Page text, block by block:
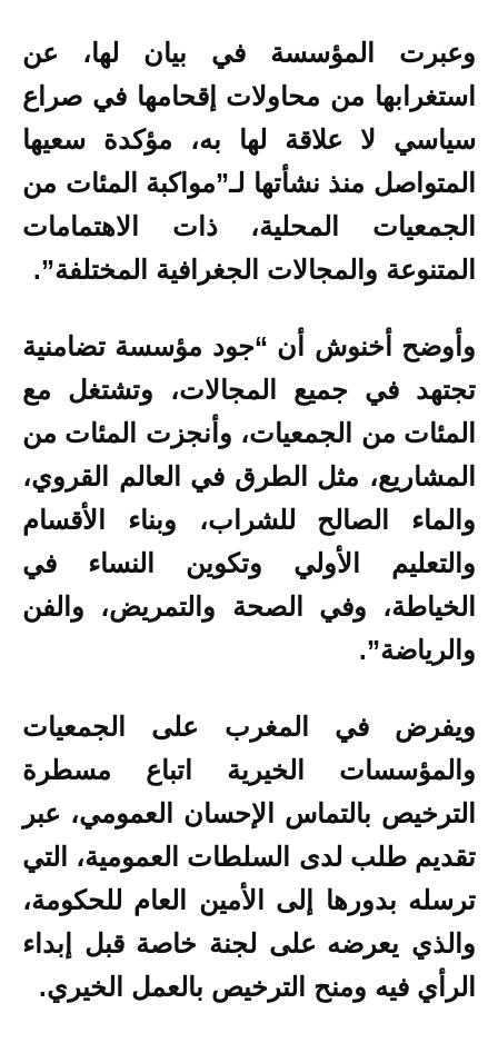
وعبرت المؤسسة في بيان لها، عن
استغرابها من محاولات إقحامها في صراع
سياسي لا علاقة لها به، مؤكدة سعيها
المتواصل منذ نشأتها لـ”مواكبة المئات من
الجمعيات المحلية، ذات الاهتمامات
المتنوعة والمجالات الجغرافية المختلفة”.
وأوضح أخنوش أن “جود مؤسسة تضامنية
تجتهد في جميع المجالات، وتشتغل مع
المئات من الجمعيات، وأنجزت المئات من
المشاريع، مثل الطرق في العالم القروي،
والماء الصالح للشراب، وبناء الأقسام
والتعليم الأولي وتكوين النساء في
الخياطة، وفي الصحة والتمريض، والفن
والرياضة”.
ويفرض في المغرب على الجمعيات
والمؤسسات الخيرية اتباع مسطرة
الترخيص بالتماس الإحسان العمومي، عبر
تقديم طلب لدى السلطات العمومية، التي
ترسله بدورها إلى الأمين العام للحكومة،
والذي يعرضه على لجنة خاصة قبل إبداء
الرأي فيه ومنح الترخيص بالعمل الخيري.